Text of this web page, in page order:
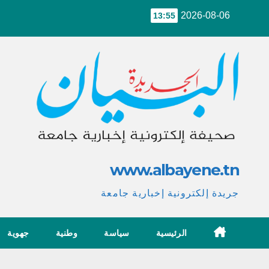
2026-08-06
13:55
www.albayene.tn
جريدة إلكترونية إخبارية جامعة
الرئيسية سياسة وطنية جهوية